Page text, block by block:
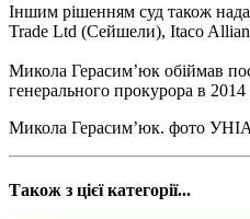
Іншим рішенням суд також
Trade Ltd (Сейшели), Itaco
Микола Герасим’юк обіймав
генерального прокурора в 2014
Микола Герасим’юк. фото
Також з цієї категорії...